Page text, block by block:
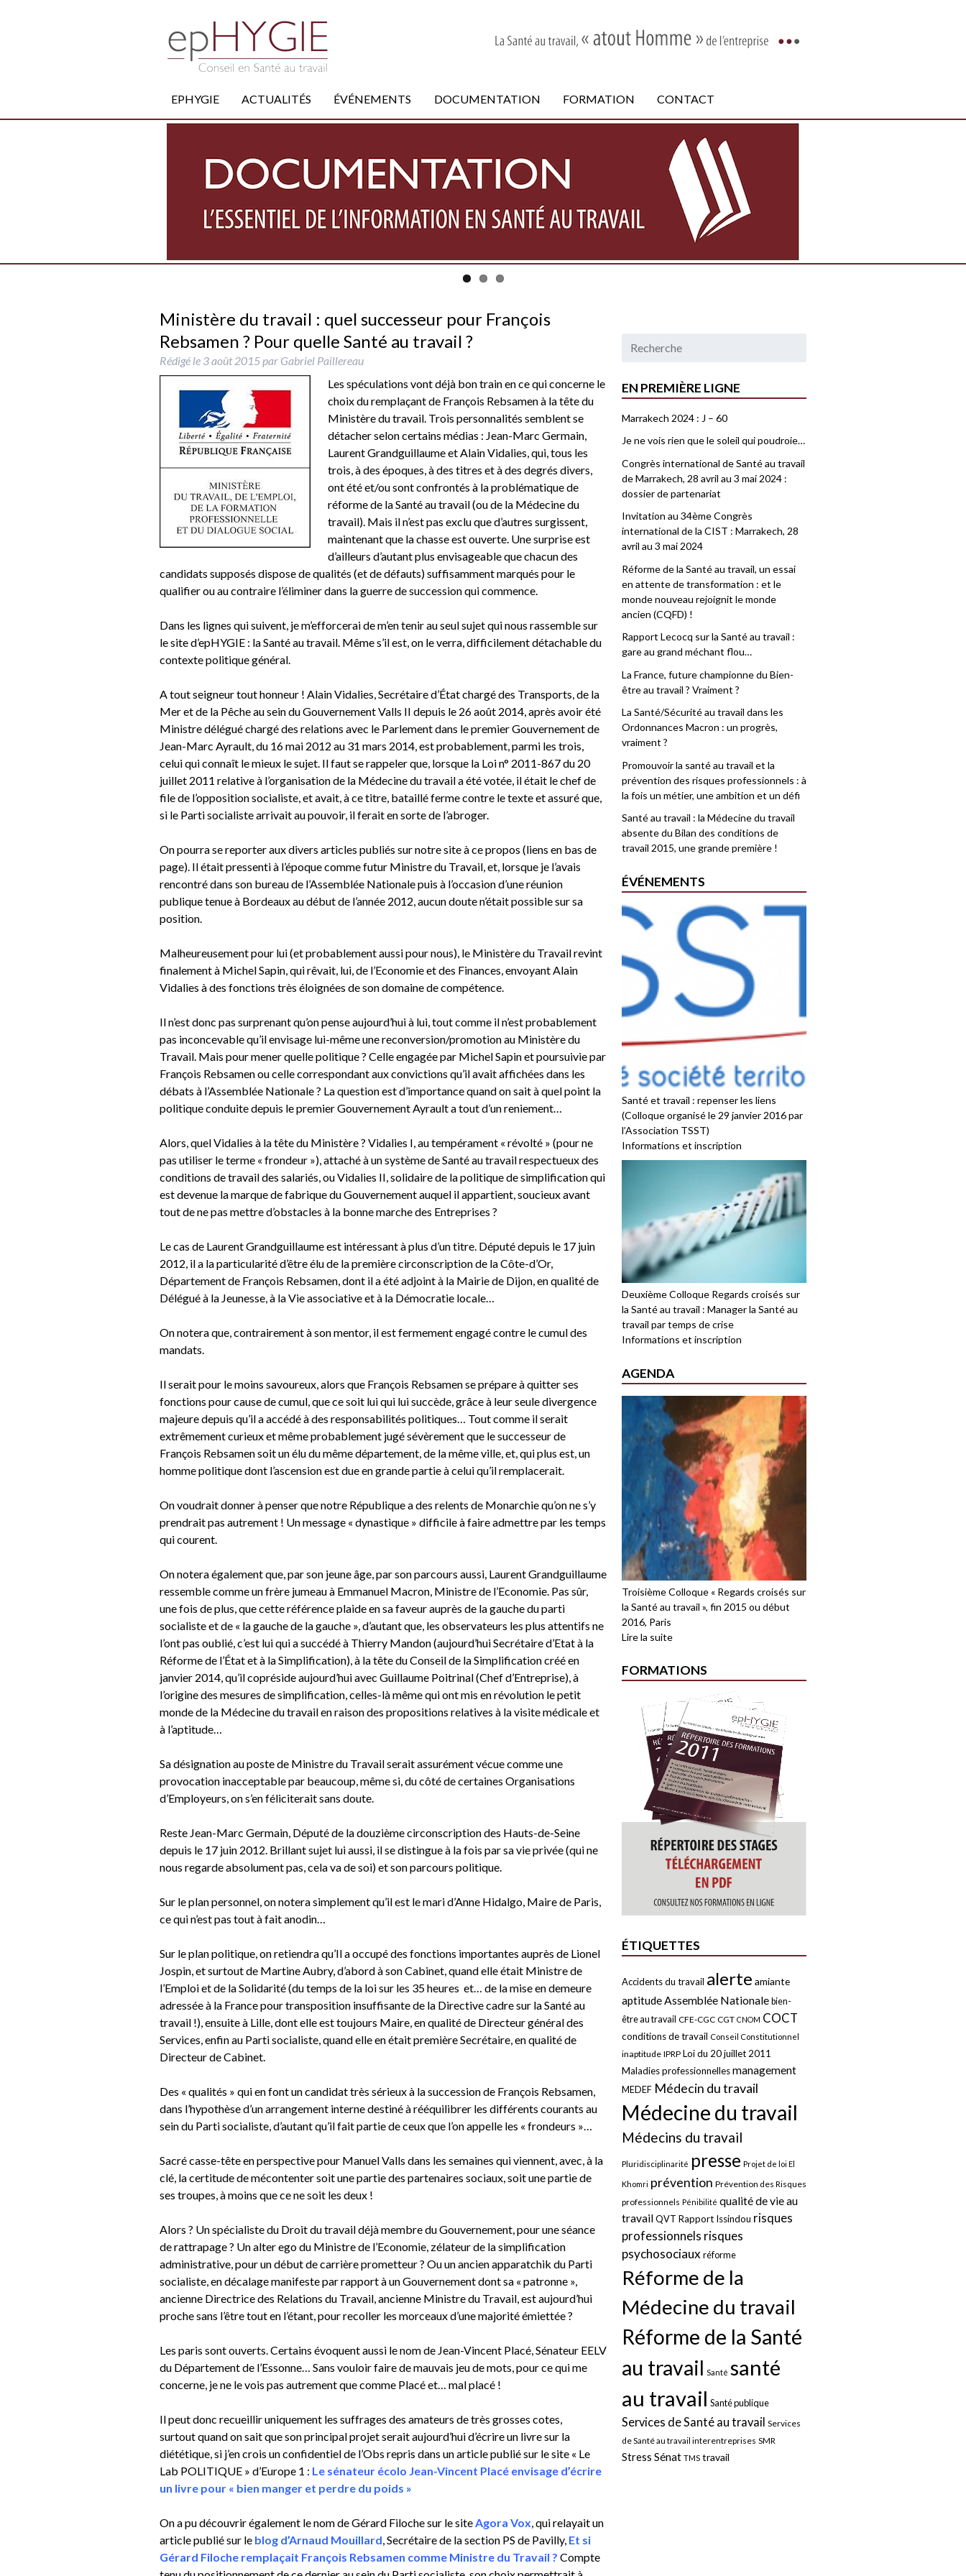
EPHYGIE ACTUALITÉS ÉVÉNEMENTS DOCUMENTATION FORMATION CONTACT
Ministère du travail : quel successeur pour François
Rebsamen ? Pour quelle Santé au travail ?
Rédigé le 3 août 2015 par Gabriel Paillereau
Les spéculations vont déjà bon train en ce qui concerne le
choix du remplaçant de François Rebsamen à la tête du
Ministère du travail. Trois personnalités semblent se
détacher selon certains médias : Jean-Marc Germain,
Laurent Grandguillaume et Alain Vidalies, qui, tous les
trois, à des époques, à des titres et à des degrés divers,
ont été et/ou sont confrontés à la problématique de
réforme de la Santé au travail (ou de la Médecine du
travail). Mais il n’est pas exclu que d’autres surgissent,
maintenant que la chasse est ouverte. Une surprise est
d’ailleurs d’autant plus envisageable que chacun des
candidats supposés dispose de qualités (et de défauts) suffisamment marqués pour le
qualifier ou au contraire l’éliminer dans la guerre de succession qui commence.
Dans les lignes qui suivent, je m’efforcerai de m’en tenir au seul sujet qui nous rassemble sur
le site d’epHYGIE : la Santé au travail. Même s’il est, on le verra, difficilement détachable du
contexte politique général.
A tout seigneur tout honneur ! Alain Vidalies, Secrétaire d’État chargé des Transports, de la
Mer et de la Pêche au sein du Gouvernement Valls II depuis le 26 août 2014, après avoir été
Ministre délégué chargé des relations avec le Parlement dans le premier Gouvernement de
Jean-Marc Ayrault, du 16 mai 2012 au 31 mars 2014, est probablement, parmi les trois,
celui qui connaît le mieux le sujet. Il faut se rappeler que, lorsque la Loi n° 2011-867 du 20
juillet 2011 relative à l’organisation de la Médecine du travaila été votée, il était le chef de
file de l’opposition socialiste, et avait, à ce titre, bataillé ferme contre le texte et assuré que,
si le Parti socialiste arrivait au pouvoir, il ferait en sorte de l’abroger.
On pourra se reporter aux divers articles publiés sur notre site à ce propos (liens en bas de
page). Il était pressenti à l’époque comme futur Ministre du Travail, et, lorsque je l’avais
rencontré dans son bureau de l’Assemblée Nationale puis à l’occasion d’une réunion
publique tenue à Bordeaux au début de l’année 2012, aucun doute n’était possible sur sa
position.
Malheureusement pour lui (et probablement aussi pour nous), le Ministère du Travail revint
finalement à Michel Sapin, qui rêvait, lui, de l’Economie et des Finances, envoyant Alain
Vidalies à des fonctions très éloignées de son domaine de compétence.
Il n’est donc pas surprenant qu’on pense aujourd’hui à lui, tout comme il n’est probablement
pas inconcevable qu’il envisage lui-même une reconversion/promotion au Ministère du
Travail. Mais pour mener quelle politique ? Celle engagée par Michel Sapin et poursuivie par
François Rebsamen ou celle correspondant aux convictions qu’il avait affichées dans les
débats à l’Assemblée Nationale ? La question est d’importance quand on sait à quel point la
politique conduite depuis le premier Gouvernement Ayrault a tout d’un reniement…
Alors, quel Vidalies à la tête du Ministère ? Vidalies I, au tempérament « révolté » (pour ne
pas utiliser le terme « frondeur »), attaché à un système de Santé au travail respectueux des
conditions de travail des salariés, ou Vidalies II, solidaire de la politique de simplification qui
est devenue la marque de fabrique du Gouvernement auquel il appartient, soucieux avant
tout de ne pas mettre d’obstacles à la bonne marche des Entreprises ?
Le cas de Laurent Grandguillaume est intéressant à plus d’un titre. Député depuis le 17 juin
2012, il a la particularité d’être élu de la première circonscription de la Côte-d’Or,
Département de François Rebsamen, dont il a été adjoint à la Mairie de Dijon, en qualité de
Délégué à la Jeunesse, à la Vie associative et à la Démocratie locale…
On notera que, contrairement à son mentor, il est fermement engagé contre le cumul des
mandats.
Il serait pour le moins savoureux, alors que François Rebsamen se prépare à quitter ses
fonctions pour cause de cumul, que ce soit lui qui lui succède, grâce à leur seule divergence
majeure depuis qu’il a accédé à des responsabilités politiques… Tout comme il serait
extrêmement curieux et même probablement jugé sévèrement que le successeur de
François Rebsamen soit un élu du même département, de la même ville, et, qui plus est, un
homme politique dont l’ascension est due en grande partie à celui qu’il remplacerait.
On voudrait donner à penser que notre République a des relents de Monarchie qu’on ne s’y
prendrait pas autrement ! Un message « dynastique » difficile à faire admettre par les temps
qui courent.
On notera également que, par son jeune âge, par son parcours aussi, Laurent Grandguillaume
ressemble comme un frère jumeau à Emmanuel Macron, Ministre de l’Economie. Pas sûr,
une fois de plus, que cette référence plaide en sa faveur auprès de la gauche du parti
socialiste et de « la gauche de la gauche », d’autant que, les observateurs les plus attentifs ne
l’ont pas oublié, c’est lui qui a succédé à Thierry Mandon (aujourd’hui Secrétaire d’Etat à la
Réforme de l’État et à la Simplification), à la tête du Conseil de la Simplification créé en
janvier 2014, qu’il copréside aujourd’hui avec Guillaume Poitrinal (Chef d’Entreprise), à
l’origine des mesures de simplification, celles-là même qui ont mis en révolution le petit
monde de la Médecine du travail en raison des propositions relatives à la visite médicale et
à l’aptitude…
Sa désignation au poste de Ministre du Travail serait assurément vécue comme une
provocation inacceptable par beaucoup, même si, du côté de certaines Organisations
d’Employeurs, on s’en féliciterait sans doute.
Reste Jean-Marc Germain, Député de la douzième circonscription des Hauts-de-Seine
depuis le 17 juin 2012. Brillant sujet lui aussi, il se distingue à la fois par sa vie privée (qui ne
nous regarde absolument pas, cela va de soi) et son parcours politique.
Sur le plan personnel, on notera simplement qu’il est le mari d’Anne Hidalgo, Maire de Paris,
ce qui n’est pas tout à fait anodin…
Sur le plan politique, on retiendra qu’Il a occupé des fonctions importantes auprès de Lionel
Jospin, et surtout de Martine Aubry, d’abord à son Cabinet, quand elle était Ministre de
l’Emploi et de la Solidarité (du temps de la loi sur les 35 heures et… de la mise en demeure
adressée à la France pour transposition insuffisante de la Directive cadre sur la Santé au
travail !), ensuite à Lille, dont elle est toujours Maire, en qualité de Directeur général des
Services, enfin au Parti socialiste, quand elle en était première Secrétaire, en qualité de
Directeur de Cabinet.
Des « qualités » qui en font un candidat très sérieux à la succession de François Rebsamen,
dans l’hypothèse d’un arrangement interne destiné à rééquilibrer les différents courants au
sein du Parti socialiste, d’autant qu’il fait partie de ceux que l’on appelle les « frondeurs »…
Sacré casse-tête en perspective pour Manuel Valls dans les semaines qui viennent, avec, à la
clé, la certitude de mécontenter soit une partie des partenaires sociaux, soit une partie de
ses troupes, à moins que ce ne soit les deux !
Alors ? Un spécialiste du Droit du travail déjà membre du Gouvernement, pour une séance
de rattrapage ? Un alter ego du Ministre de l’Economie, zélateur de la simplification
administrative, pour un début de carrière prometteur ? Ou un ancien apparatchik du Parti
socialiste, en décalage manifeste par rapport à un Gouvernement dont sa « patronne »,
ancienne Directrice des Relations du Travail, ancienne Ministre du Travail, est aujourd’hui
proche sans l’être tout en l’étant, pour recoller les morceaux d’une majorité émiettée ?
Les paris sont ouverts. Certains évoquent aussi le nom de Jean-Vincent Placé, Sénateur EELV
du Département de l’Essonne… Sans vouloir faire de mauvais jeu de mots, pour ce qui me
concerne, je ne le vois pas autrement que comme Placé et… mal placé !
Il peut donc recueillir uniquement les suffrages des amateurs de très grosses cotes,
surtout quand on sait que son principal projet serait aujourd’hui d’écrire un livre sur la
diététique, si j’en crois un confidentiel de l’Obs repris dans un article publié sur le site « Le
Lab POLITIQUE » d’Europe 1 : Le sénateur écolo Jean-Vincent Placé envisage d’écrire
un livre pour « bien manger et perdre du poids »
On a pu découvrir également le nom de Gérard Filoche sur le siteAgora Vox, qui relayait un
article publié sur le blog d’Arnaud Mouillard, Secrétaire de la section PS de Pavilly, Et si
Gérard Filoche remplaçait François Rebsamen comme Ministre du Travail ? Compte
EN PREMIÈRE LIGNE
Marrakech 2024 : J – 60
Je ne vois rien que le soleil qui poudroie…
Congrès international de Santé au travail
de Marrakech, 28 avril au 3 mai 2024 :
dossier de partenariat
Invitation au 34ème Congrès
international de la CIST : Marrakech, 28
avril au 3 mai 2024
Réforme de la Santé au travail, un essai
en attente de transformation : et le
monde nouveau rejoignit le monde
ancien (CQFD) !
Rapport Lecocq sur la Santé au travail :
gare au grand méchant flou…
La France, future championne du Bien-
être au travail ? Vraiment ?
La Santé/Sécurité au travail dans les
Ordonnances Macron : un progrès,
vraiment ?
Promouvoir la santé au travail et la
prévention des risques professionnels : à
la fois un métier, une ambition et un défi
Santé au travail : la Médecine du travail
absente du Bilan des conditions de
travail 2015, une grande première !
ÉVÉNEMENTS
Santé et travail : repenser les liens
(Colloque organisé le 29 janvier 2016 par
l’Association TSST)
Informations et inscription
Deuxième Colloque Regards croisés sur
la Santé au travail : Manager la Santé au
travail par temps de crise
Informations et inscription
AGENDA
Troisième Colloque « Regards croisés sur
la Santé au travail », fin 2015 ou début
2016, Paris
Lire la suite
FORMATIONS
ÉTIQUETTES
Accidents du travail alerte amiante
aptitudeAssemblée Nationale bien-
être au travail CFE-CGC CGT CNOM COCT
conditions de travail Conseil Constitutionnel
inaptitude IPRP Loi du 20 juillet 2011
Maladies professionnellesmanagement
MEDEF Médecin du travail
Médecine du travail
Médecins du travail
Pluridisciplinarité presse Projet de loi El
Khomri prévention Prévention des Risques
professionnels Pénibilité qualité de vie au
travailQVT Rapport Issindou risques
professionnels risques
psychosociaux réforme
Réforme de la
Médecine du travail
Réforme de la Santé
au travail Santé santé
au travail Santé publique
Services de Santé au travail Services
de Santé au travail interentreprises SMR
Stress Sénat TMS travail